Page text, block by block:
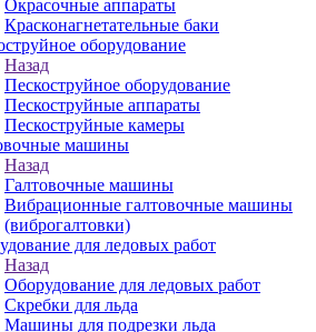
Окрасочные аппараты
Красконагнетательные баки
оборудование
Назад
Пескоструйное оборудование
Пескоструйные аппараты
Пескоструйные камеры
машины
Назад
Галтовочные машины
Вибрационные галтовочные машины
(виброгалтовки)
для ледовых работ
Назад
Оборудование для ледовых работ
Скребки для льда
Машины для подрезки льда